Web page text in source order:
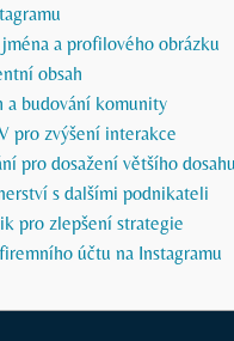
a profilového obrázku
obsah
a budování komunity
pro zvýšení interakce
pro dosažení většího dosahu
s dalšími podnikateli
pro zlepšení strategie
účtu na Instagramu